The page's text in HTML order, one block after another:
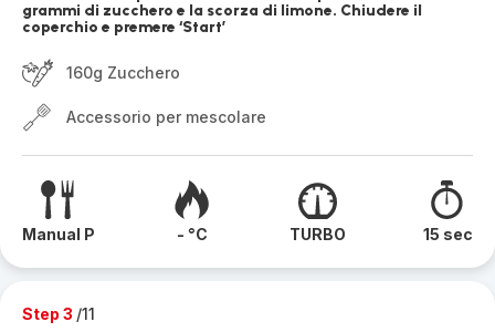
grammi di zucchero e la scorza di limone. Chiudere il
coperchio e premere ‘Start’
160g Zucchero
Accessorio per mescolare
Manual P - °C TURBO 15 sec
Step 3 /11